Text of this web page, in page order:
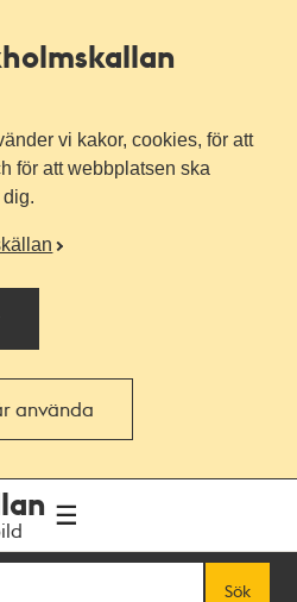
vi kakor, cookies, för att
för att webbplatsen ska
använda
Sök